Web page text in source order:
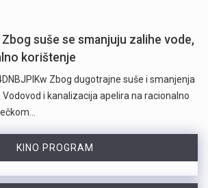
suše se smanjuju zalihe vode,
korištenje
Zbog dugotrajne suše i smanjenja
i kanalizacija apelira na racionalno
KINO PROGRAM